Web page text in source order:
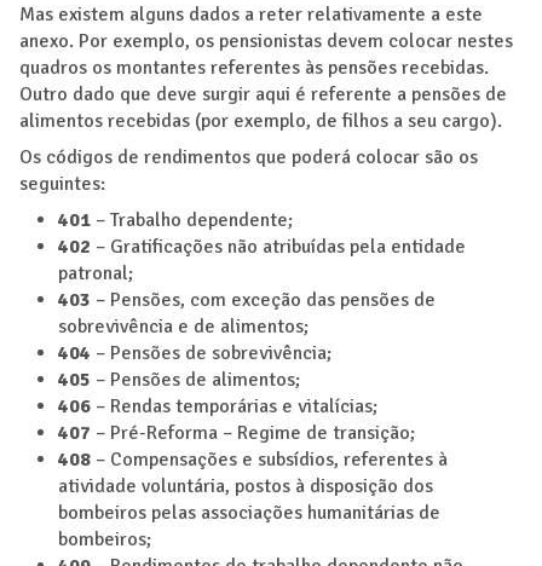
Mas existem alguns dados a reter relativamente a este
anexo. Por exemplo, os pensionistas devem colocar nestes
quadros os montantes referentes às pensões recebidas.
Outro dado que deve surgir aqui é referente a pensões de
alimentos recebidas (por exemplo, de filhos a seu cargo).
Os códigos de rendimentos que poderá colocar são os
seguintes:
401 – Trabalho dependente;
402 – Gratificações não atribuídas pela entidade
patronal;
403 – Pensões, com exceção das pensões de
sobrevivência e de alimentos;
404 – Pensões de sobrevivência;
405 – Pensões de alimentos;
406 – Rendas temporárias e vitalícias;
407 – Pré-Reforma – Regime de transição;
408 – Compensações e subsídios, referentes à
atividade voluntária, postos à disposição dos
bombeiros pelas associações humanitárias de
bombeiros;